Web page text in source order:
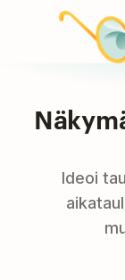
Ideoi